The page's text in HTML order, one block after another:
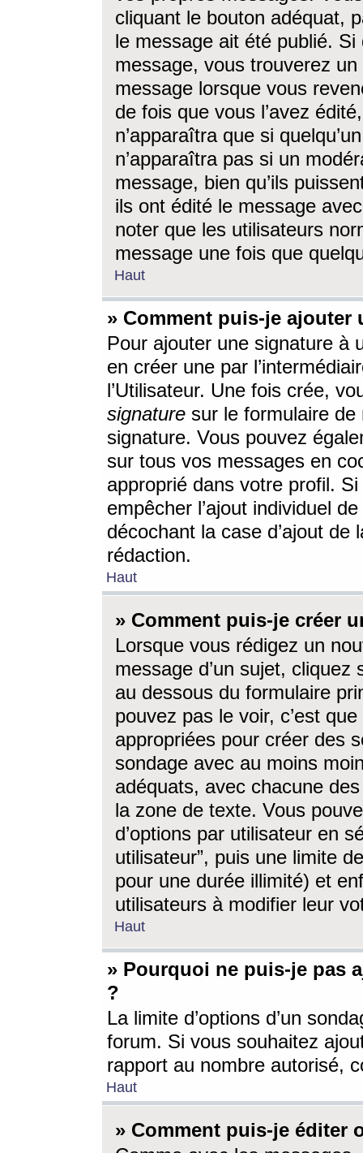
cliquant le bouton adéquat,
le message ait été publié. Si
message, vous trouverez
message lorsque vous
de fois que vous l’avez
n’apparaîtra que si
n’apparaîtra pas si un
message, bien qu’ils
ils ont édité le message
noter que les utilisateurs
message une fois que
Haut
» Comment puis-je ajouter
Pour ajouter une signature à
en créer une par
l’Utilisateur. Une fois crée,
signature sur le formulaire de
signature. Vous pouvez
sur tous vos messages en
approprié dans votre profil.
empêcher l’ajout individuel
décochant la case d’ajout
rédaction.
Haut
» Comment puis-je créer
Lorsque vous rédigez un
message d’un sujet, cliquez
au dessous du formulaire
pouvez pas le voir, c’est
appropriées pour créer des
sondage avec au moins
adéquats, avec chacune
la zone de texte. Vous
d’options par utilisateur en
utilisateur”, puis une limite
pour une durée illimité) et
utilisateurs à modifier leur
Haut
» Pourquoi ne puis-je pas
?
La limite d’options d’un
forum. Si vous souhaitez
rapport au nombre autorisé,
Haut
» Comment puis-je éditer